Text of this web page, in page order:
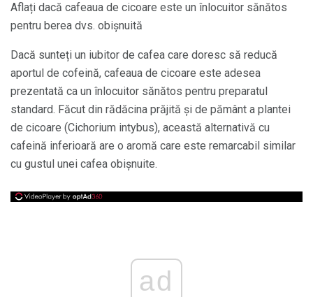
Aflați dacă cafeaua de cicoare este un înlocuitor sănătos
pentru berea dvs. obișnuită
Dacă sunteți un iubitor de cafea care doresc să reducă
aportul de cofeină, cafeaua de cicoare este adesea
prezentată ca un înlocuitor sănătos pentru preparatul
standard. Făcut din rădăcina prăjită și de pământ a plantei
de cicoare (Cichorium intybus), această alternativă cu
cafeină inferioară are o aromă care este remarcabil similar
cu gustul unei cafea obișnuite.
ad